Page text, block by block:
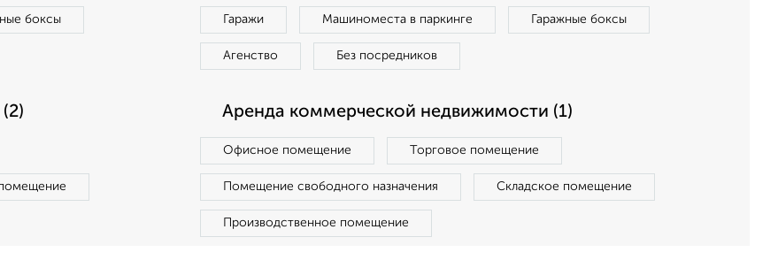
боксы Гаражи Машиноместа в паркинге Гаражные боксы
Агенство Без посредников
Аренда коммерческой недвижимости (1)
Офисное помещение Торговое помещение
Помещение свободного назначения Складское помещение
Производственное помещение